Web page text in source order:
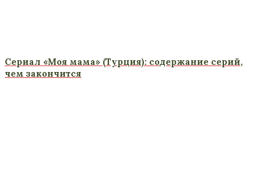
Сериал «Моя мама» (Турция): содержание серий,
чем закончится